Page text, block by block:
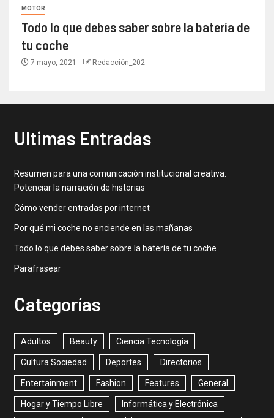
MOTOR
Todo lo que debes saber sobre la batería de
tu coche
7 mayo, 2021 Redacción_202
Ultimas Entradas
Resumen para una comunicación institucional creativa:
Potenciar la narración de historias
Cómo vender entradas por internet
Por qué mi coche no enciende en las mañanas
Todo lo que debes saber sobre la batería de tu coche
Parafrasear
Categorías
Adultos Beauty Ciencia Tecnología
Cultura Sociedad Deportes Directorios
Entertainment Fashion Features General
Hogar y Tiempo Libre Informática y Electrónica